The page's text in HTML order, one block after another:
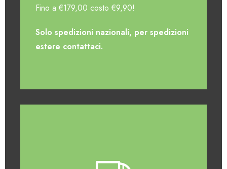
Fino a €179,00 costo €9,90!
Solo spedizioni nazionali, per spedizioni
estere contattaci.